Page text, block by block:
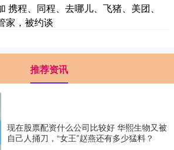
携程、同程、去哪儿、飞猪、美团、
家，被约谈
推荐资讯
现在股票配资什么公司比较好 华熙生物又被
自己人捅刀，“女王”赵燕还有多少猛料？